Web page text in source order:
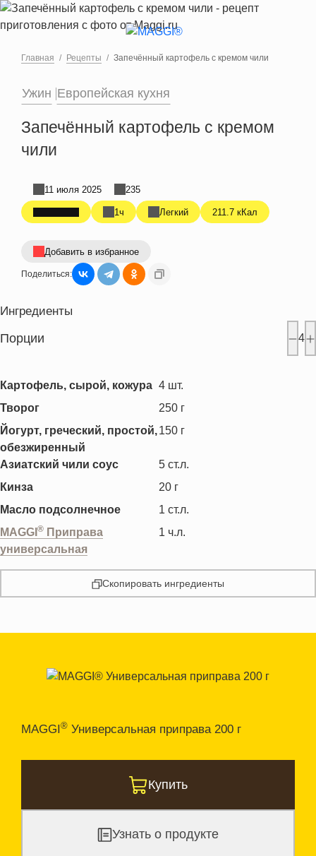
Перейти к основному содержанию
Главная Рецепты Запечённый картофель с кремом чили
Ужин Европейская кухня
Запечённый картофель с кремом
чили
1ч Легкий 211.7 кКал
11 июля 2025 235
Добавить в избранное
Поделиться:
Ингредиенты
Порции 4
Картофель, сырой, кожура 4 шт.
Творог
250 г
Йогурт, греческий, простой,
обезжиренный
150 г
Азиатский чили соус 5 ст.л.
Кинза
20 г
Масло подсолнечное
1 ст.л.
MAGGI ® Приправа
универсальная
1 ч.л.
Скопировать ингредиенты
MAGGI® Универсальная приправа 200 г
Купить
Узнать о продукте